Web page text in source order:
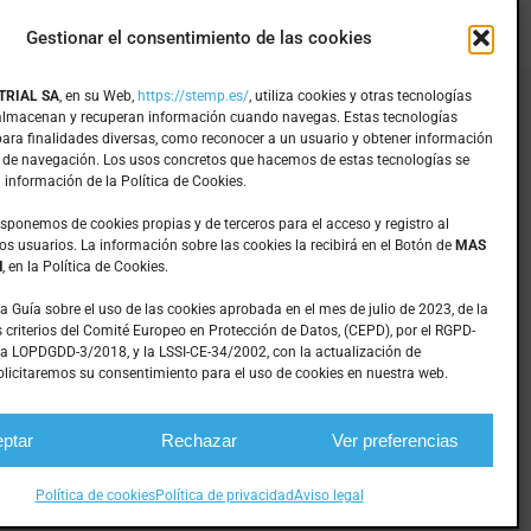
Gestionar el consentimiento de las cookies
SA, en su Web, https://stemp.es/, utiliza cookies y otras tecnologías
y recuperan información cuando navegas. Estas tecnologías
finalidades diversas, como reconocer a un usuario y obtener información
navegación. Los usos concretos que hacemos de estas tecnologías se
información de la Política de Cookies.
de cookies propias y de terceros para el acceso y registro al
usuarios. La información sobre las cookies la recibirá en el Botón de MAS
, en la Política de Cookies.
Guía sobre el uso de las cookies aprobada en el mes de julio de 2023, de la
criterios del Comité Europeo en Protección de Datos, (CEPD), por el RGPD-
LOPDGDD-3/2018, y la LSSI-CE-34/2002, con la actualización de
su consentimiento para el uso de cookies en nuestra web.
Rechazar Ver preferencias
Política de cookiesPolítica de privacidadAviso legal
Inicio
Mecanizados
Mantenimiento
Empresa
Productos
Noticias
Contacto
Diseño web: qualitystudio